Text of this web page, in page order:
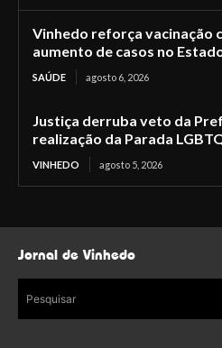
Vinhedo reforça vacinação
aumento de casos no
SAÚDE agosto 6, 2026
Justiça derruba veto da
realização da Parada
VINHEDO agosto 5, 2026
Jornal de Vinhedo
Pesquisar